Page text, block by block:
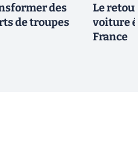
des
de troupes
Le
voiture
France